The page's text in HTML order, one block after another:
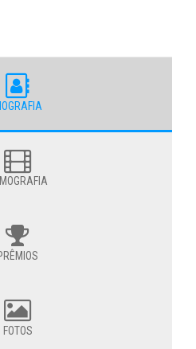
FOTOS